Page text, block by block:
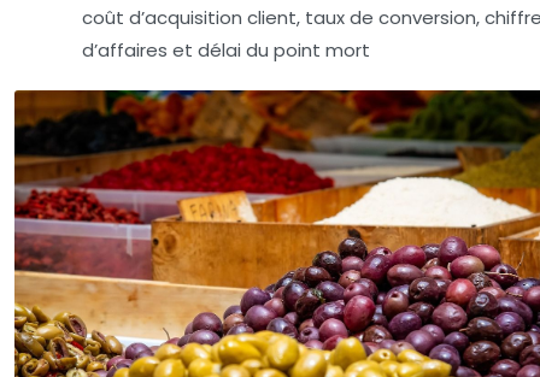
coût d’acquisition client, taux de conversion,
d’affaires et délai du point mort